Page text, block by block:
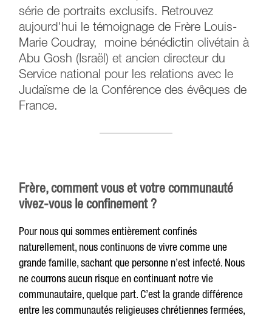
série de portraits exclusifs. Retrouvez
aujourd'hui le témoignage de Frère Louis-
Marie Coudray, moine bénédictin olivétain à
Abu Gosh (Israël) et ancien directeur du
Service national pour les relations avec le
Judaïsme de la Conférence des évêques de
France.
Frère, comment vous et votre communauté
vivez-vous le confinement ?
Pour nous qui sommes entièrement confinés
naturellement, nous continuons de vivre comme une
grande famille, sachant que personne n’est infecté. Nous
ne courrons aucun risque en continuant notre vie
communautaire, quelque part. C’est la grande différence
entre les communautés religieuses chrétiennes fermées,